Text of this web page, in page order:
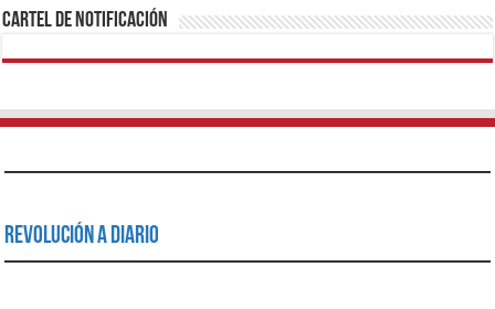
Cartel de Notificación
Revolución a Diario